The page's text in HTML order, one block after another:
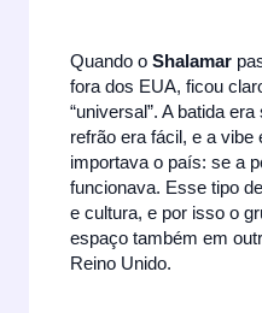
Quando oShalamar
fora dos EUA, ficou
“universal”. A batida
refrão era fácil, e a vibe
importava o país: se a
funcionava. Esse tipo
e cultura, e por isso o
espaço também em
Reino Unido.